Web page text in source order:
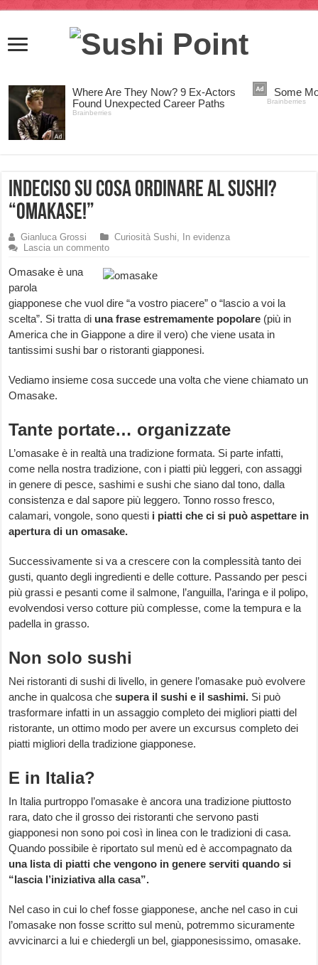
Indeciso su cosa ordinare al Sushi?
“Omakase!”
Gianluca Grossi Curiosità Sushi,
In evidenza
Lascia un commento
Omasake è una
parola
giapponese che vuol dire “a vostro piacere” o “lascio a voi la
scelta”. Si tratta di una frase estremamente popolare (più in
America che in Giappone a dire il vero) che viene usata in
tantissimi sushi bar o ristoranti giapponesi.
Vediamo insieme cosa succede una volta che viene chiamato un
Omasake.
Tante portate… organizzate
L’omasake è in realtà una tradizione formata. Si parte infatti,
come nella nostra tradizione, con i piatti più leggeri, con assaggi
in genere di pesce, sashimi e sushi che siano dal tono, dalla
consistenza e dal sapore più leggero. Tonno rosso fresco,
calamari, vongole, sono questi i piatti che ci si può aspettare in
apertura di un omasake.
Successivamente si va a crescere con la complessità tanto dei
gusti, quanto degli ingredienti e delle cotture. Passando per pesci
più grassi e pesanti come il salmone, l’anguilla, l’aringa e il polipo,
evolvendosi verso cotture più complesse, come la tempura e la
padella in grasso.
Non solo sushi
Nei ristoranti di sushi di livello, in genere l’omasake può evolvere
anche in qualcosa chesupera il sushi e il sashimi. Si può
trasformare infatti in un assaggio completo dei migliori piatti del
ristorante, un ottimo modo per avere un excursus completo dei
piatti migliori della tradizione giapponese.
E in Italia?
In Italia purtroppo l’omasake è ancora una tradizione piuttosto
rara, dato che il grosso dei ristoranti che servono pasti
giapponesi non sono poi così in linea con le tradizioni di casa.
Quando possibile è riportato sul menù ed è accompagnato da
una lista di piatti che vengono in genere serviti quando si
“lascia l’iniziativa alla casa”.
Nel caso in cui lo chef fosse giapponese, anche nel caso in cui
l’omasake non fosse scritto sul menù, potremmo sicuramente
avvicinarci a lui e chiedergli un bel, giapponesissimo, omasake.